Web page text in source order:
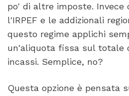
po' di altre imposte. Invece
l'IRPEF e le addizionali
questo regime applichi
un'aliquota fissa sul totale
incassi. Semplice, no?
Questa opzione è pensata